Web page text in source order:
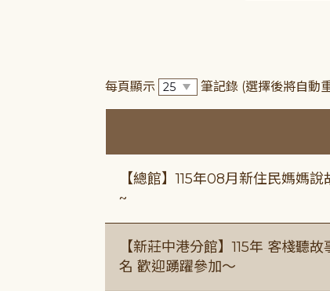
每頁顯示 筆記錄 (選擇後將自動
【總館】115年08月新住民媽媽
~
【新莊中港分館】115年 客棧聽
名 歡迎踴躍參加～